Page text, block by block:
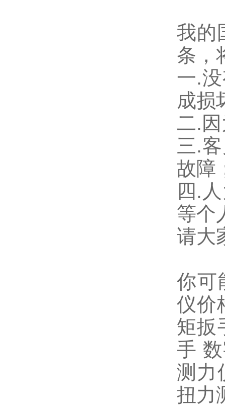
我的
条，
一.
成损
二.
三.
故障
四.
等个
请大
你可
仪价
矩扳
手
测力
扭力